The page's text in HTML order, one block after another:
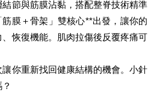
節與筋膜沾黏，搭配整脊技術精準
膜＋骨架」雙核心**出發，讓你的
恢復機能。肌肉拉傷後反覆疼痛可
你重新找回健康結構的機會。小針